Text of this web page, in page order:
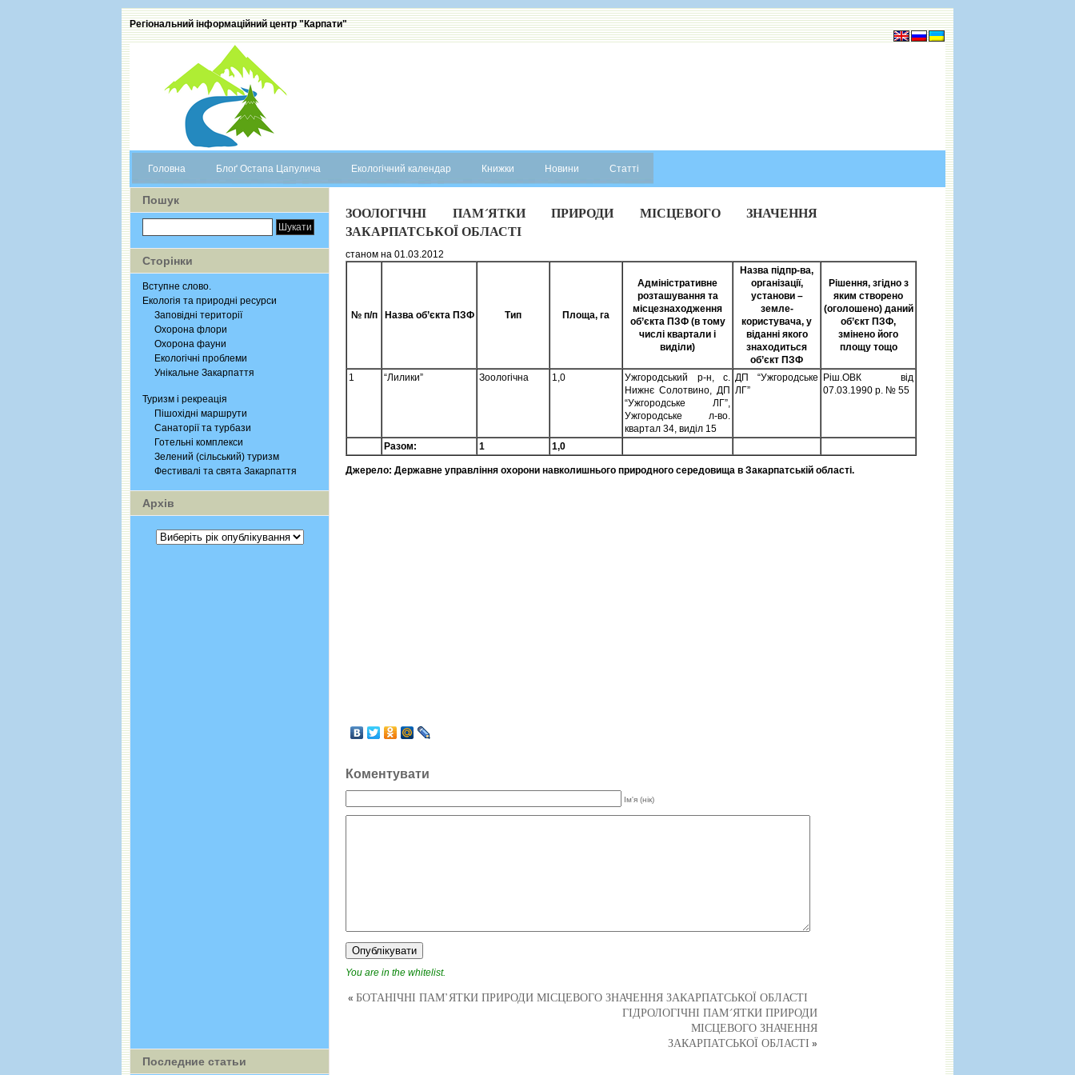
Регіональний інформаційний центр "Карпати"
Головна Блоґ Остапа Цапулича Екологічний календар Книжки Новини Статті
Пошук
Сторінки
Вступне слово.
Екологія та природні ресурси
Заповідні території
Охорона флори
Охорона фауни
Екологічні проблеми
Унікальне Закарпаття
Туризм і рекреація
Пішохідні маршрути
Санаторії та турбази
Готельні комплекси
Зелений (сільський) туризм
Фестивалі та свята Закарпаття
Архів
Последние статьи
ЗООЛОГІЧНІ ПАМ´ЯТКИ ПРИРОДИ МІСЦЕВОГО ЗНАЧЕННЯ
ЗАКАРПАТСЬКОЇ ОБЛАСТІ
станом на 01.03.2012
№ п/п Назва об’єкта ПЗФ Тип Площа, га
Адміністративне
розташування та
місцезнаходження
об’єкта ПЗФ (в тому
числі квартали і
виділи)
Назва підпр-ва,
організації,
установи –
земле-
користувача, у
віданні якого
знаходиться
об’єкт ПЗФ
Рішення, згідно з
яким створено
(оголошено) даний
об’єкт ПЗФ,
змінено його
площу тощо
1 “Лилики” Зоологічна 1,0 Ужгородський р-н,
с.
Нижнє Солотвино, ДП
“Ужгородське ЛГ”,
Ужгородське л-во.
квартал 34, виділ 15
ДП “Ужгородське
ЛГ”
Ріш.ОВК від
07.03.1990 р. № 55
Разом: 1 1,0
Джерело: Державне управління охорони навколишнього природного середовища в Закарпатській області.
Коментувати
Ім'я (нік)
You are in the whitelist.
« БОТАНІЧНІ ПАМ’ЯТКИ ПРИРОДИ МІСЦЕВОГО ЗНАЧЕННЯ ЗАКАРПАТСЬКОЇ ОБЛАСТІ
ГІДРОЛОГІЧНІ ПАМ´ЯТКИ ПРИРОДИ
МІСЦЕВОГО ЗНАЧЕННЯ
ЗАКАРПАТСЬКОЇ ОБЛАСТІ »